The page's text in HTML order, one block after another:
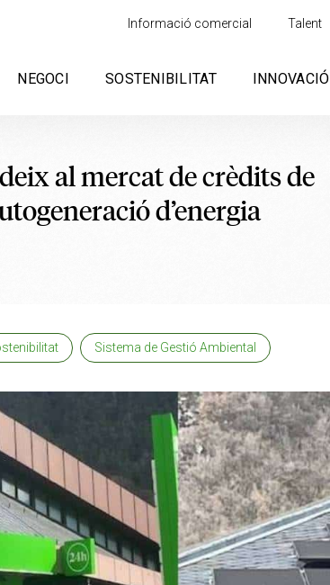
Informació comercial Talent
NEGOCI SOSTENIBILITAT INNOVACIÓ
al mercat de crèdits de
d’energia
Sistema de Gestió Ambiental